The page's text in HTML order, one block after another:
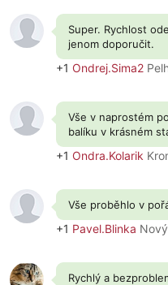
Super. Rychlost
jenom doporučit.
+1 Ondrej.Sima2
Vše v naprostém
balíku v krásném
+1 Ondra.Kolarik
Vše proběhlo v
+1 Pavel.Blinka
Rychlý a